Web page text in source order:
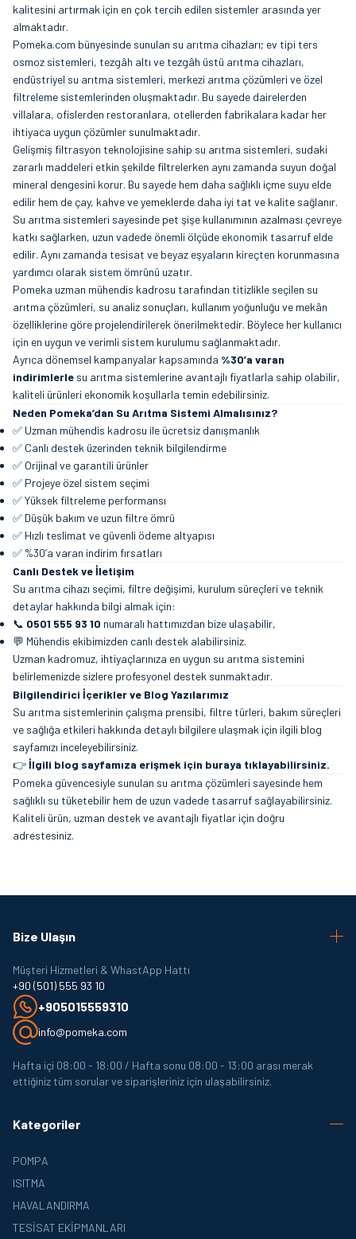
kalitesini artırmak için en çok tercih edilen sistemler arasında yer
almaktadır.
Pomeka.com bünyesinde sunulan su arıtma cihazları; ev tipi ters
osmoz sistemleri, tezgâh altı ve tezgâh üstü arıtma cihazları,
endüstriyel su arıtma sistemleri, merkezi arıtma çözümleri ve özel
filtreleme sistemlerinden oluşmaktadır. Bu sayede dairelerden
villalara, ofislerden restoranlara, otellerden fabrikalara kadar her
ihtiyaca uygun çözümler sunulmaktadır.
Gelişmiş filtrasyon teknolojisine sahip su arıtma sistemleri, sudaki
zararlı maddeleri etkin şekilde filtrelerken aynı zamanda suyun doğal
mineral dengesini korur. Bu sayede hem daha sağlıklı içme suyu elde
edilir hem de çay, kahve ve yemeklerde daha iyi tat ve kalite sağlanır.
Su arıtma sistemleri sayesinde pet şişe kullanımının azalması çevreye
katkı sağlarken, uzun vadede önemli ölçüde ekonomik tasarruf elde
edilir. Aynı zamanda tesisat ve beyaz eşyaların kireçten korunmasına
yardımcı olarak sistem ömrünü uzatır.
Pomeka uzman mühendis kadrosu tarafından titizlikle seçilen su
arıtma çözümleri, su analiz sonuçları, kullanım yoğunluğu ve mekân
özelliklerine göre projelendirilerek önerilmektedir. Böylece her kullanıcı
için en uygun ve verimli sistem kurulumu sağlanmaktadır.
Ayrıca dönemsel kampanyalar kapsamında %30’a varan
indirimlerle su arıtma sistemlerine avantajlı fiyatlarla sahip olabilir,
kaliteli ürünleri ekonomik koşullarla temin edebilirsiniz.
Neden Pomeka’dan Su Arıtma Sistemi Almalısınız?
✅ Uzman mühendis kadrosu ile ücretsiz danışmanlık
✅ Canlı destek üzerinden teknik bilgilendirme
✅ Orijinal ve garantili ürünler
✅ Projeye özel sistem seçimi
✅ Yüksek filtreleme performansı
✅ Düşük bakım ve uzun filtre ömrü
✅ Hızlı teslimat ve güvenli ödeme altyapısı
✅ %30’a varan indirim fırsatları
Canlı Destek ve İletişim
Su arıtma cihazı seçimi, filtre değişimi, kurulum süreçleri ve teknik
detaylar hakkında bilgi almak için:
📞 0501 555 93 10 numaralı hattımızdan bize ulaşabilir,
💬 Mühendis ekibimizden canlı destek alabilirsiniz.
Uzman kadromuz, ihtiyaçlarınıza en uygun su arıtma sistemini
belirlemenizde sizlere profesyonel destek sunmaktadır.
Bilgilendirici İçerikler ve Blog Yazılarımız
Su arıtma sistemlerinin çalışma prensibi, filtre türleri, bakım süreçleri
ve sağlığa etkileri hakkında detaylı bilgilere ulaşmak için ilgili blog
sayfamızı inceleyebilirsiniz.
👉İlgili blog sayfamıza erişmek için buraya tıklayabilirsiniz.
Pomeka güvencesiyle sunulan su arıtma çözümleri sayesinde hem
sağlıklı su tüketebilir hem de uzun vadede tasarruf sağlayabilirsiniz.
Kaliteli ürün, uzman destek ve avantajlı fiyatlar için doğru
adrestesiniz.
Bize Ulaşın
Müşteri Hizmetleri & WhastApp Hattı
+90 (501) 555 93 10
+905015559310
info@pomeka.com
Hafta içi 08:00 - 18:00 / Hafta sonu 08:00 - 13:00 arası merak
ettiğiniz tüm sorular ve siparişleriniz için ulaşabilirsiniz.
Kategoriler
POMPA
ISITMA
HAVALANDIRMA
TESISAT EKIPMANLARI